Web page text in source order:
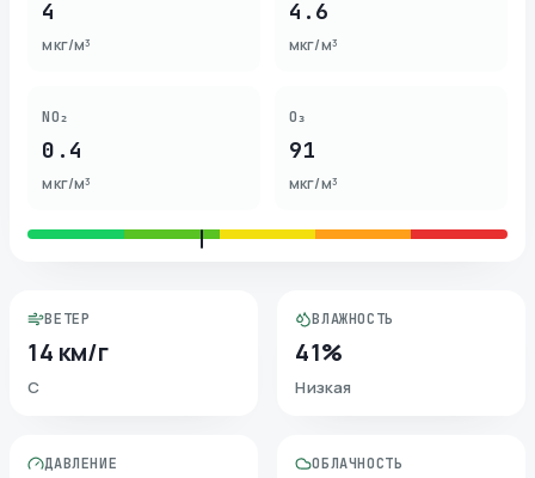
4
мкг/м³
4.6
мкг/м³
NO₂
0.4
мкг/м³
O₃
91
мкг/м³
ВЕТЕР
14 км/г
С
ВЛАЖНОСТЬ
41%
Низкая
ДАВЛЕНИЕ ОБЛАЧНОСТЬ